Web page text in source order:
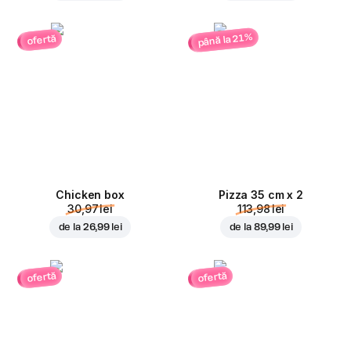
ofertă
Chicken box
30,97 lei
de la 26,99 lei
până la 21%
Pizza 35 cm x 2
113,98 lei
de la 89,99 lei
ofertă ofertă